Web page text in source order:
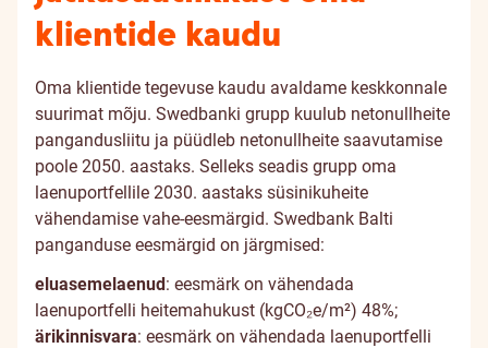
klientide kaudu
Oma klientide tegevuse kaudu avaldame keskkonnale
suurimat mõju. Swedbanki grupp kuulub netonullheite
pangandusliitu ja püüdleb netonullheite saavutamise
poole 2050. aastaks. Selleks seadis grupp oma
laenuportfellile 2030. aastaks süsinikuheite
vähendamise vahe-eesmärgid. Swedbank Balti
panganduse eesmärgid on järgmised:
eluasemelaenud: eesmärk on vähendada
laenuportfelli heitemahukust (kgCO₂e/m²) 48%;
ärikinnisvara: eesmärk on vähendada laenuportfelli